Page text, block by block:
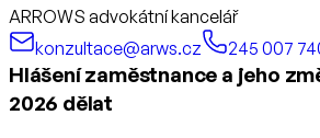
ARROWS advokátní kancelář
konzultace@arws.cz
245 007
Hlášení zaměstnance a jeho
2026 dělat